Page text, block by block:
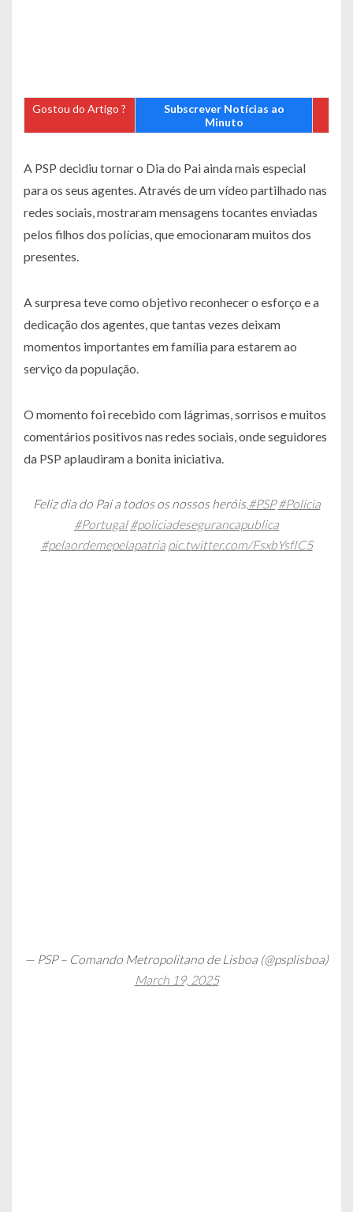
Gostou do Artigo ?
Subscrever Notícias ao
Minuto
A PSP decidiu tornar o Dia do Pai ainda mais especial
para os seus agentes. Através de um vídeo partilhado nas
redes sociais, mostraram mensagens tocantes enviadas
pelos filhos dos polícias, que emocionaram muitos dos
presentes.
A surpresa teve como objetivo reconhecer o esforço e a
dedicação dos agentes, que tantas vezes deixam
momentos importantes em família para estarem ao
serviço da população.
O momento foi recebido com lágrimas, sorrisos e muitos
comentários positivos nas redes sociais, onde seguidores
da PSP aplaudiram a bonita iniciativa.
Feliz dia do Pai a todos os nossos heróis.#PSP #Policia
#Portugal #policiadesegurancapublica
#pelaordemepelapatria pic.twitter.com/FsxbYsfIC5
— PSP – Comando Metropolitano de Lisboa (@psplisboa)
March 19, 2025